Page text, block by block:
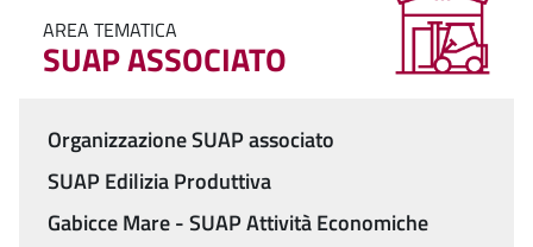
AREA TEMATICA
SUAP ASSOCIATO
Menu
Organizzazione SUAP associato
SUAP Edilizia Produttiva
Gabicce Mare - SUAP Attività Economiche